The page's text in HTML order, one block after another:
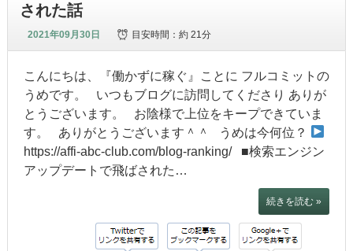
された話
2021年09月30日 目安時間：約 21分
こんにちは、『働かずに稼ぐ』ことに フルコミットの
うめです。 いつもブログに訪問してくださり ありが
とうございます。 お陰様で上位をキープできていま
す。 ありがとうございます＾＾ うめは今何位？
https://affi-abc-club.com/blog-ranking/ ■検索エンジン
アップデートで飛ばされた…
続きを読む »